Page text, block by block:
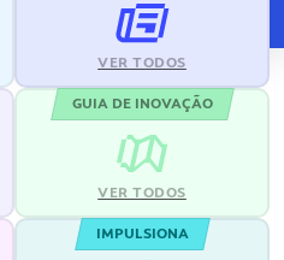
VER TODOS
GUIA DE INOVAÇÃO
VER TODOS
IMPULSIONA